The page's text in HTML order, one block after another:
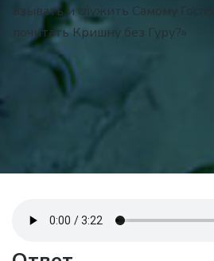
взывать и служить Самому
почитать Кришну без Гуру?»